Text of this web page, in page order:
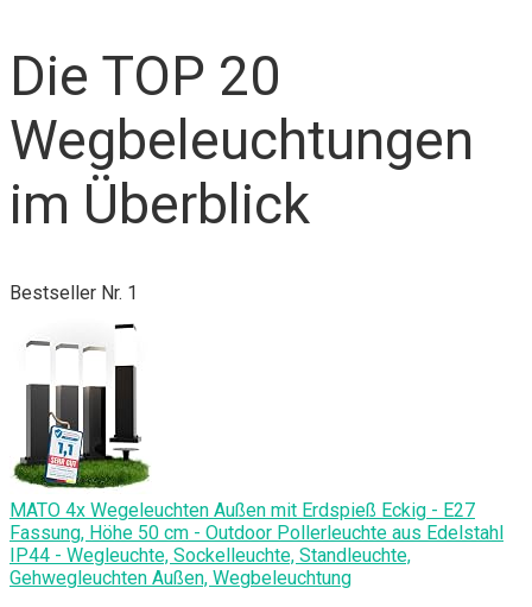
Die TOP 20
Wegbeleuchtungen
im Überblick
Bestseller Nr. 1
MATO 4x Wegeleuchten Außen mit Erdspieß Eckig - E27
Fassung, Höhe 50 cm - Outdoor Pollerleuchte aus Edelstahl
IP44 - Wegleuchte, Sockelleuchte, Standleuchte,
Gehwegleuchten Außen, Wegbeleuchtung